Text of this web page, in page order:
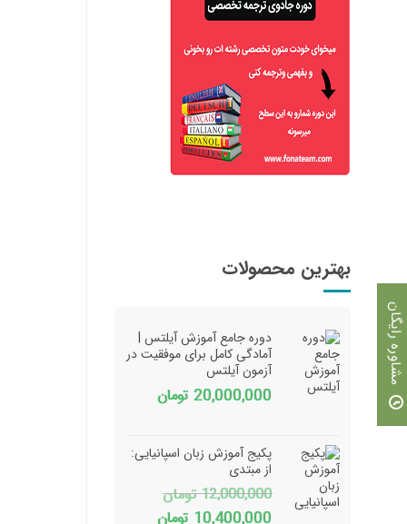
بهترین محصولات
دوره جامع آموزش آیلتس |
آمادگی کامل برای موفقیت در
آزمون آیلتس
20,000,000 تومان
پکیج آموزش زبان اسپانیایی:
از مبتدی
12,000,000 تومان
قیمت
قیمت
مشاوره رایگان